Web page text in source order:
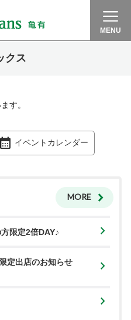
MENU
クス
す。
イベントカレンダー
MORE
限定2倍DAY♪
定出店のお知らせ